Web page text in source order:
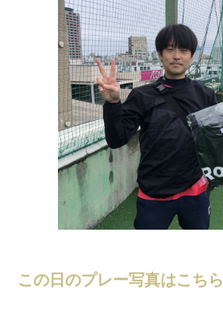
この日のプレー写真はこちら